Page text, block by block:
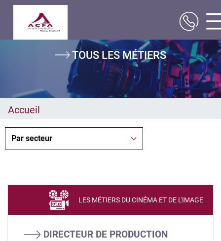
TOUS LES MÉTIERS
Accueil
DIRECTEUR DE PRODUCTION
LES MÉTIERS DU CINÉMA ET DE L'IMAGE